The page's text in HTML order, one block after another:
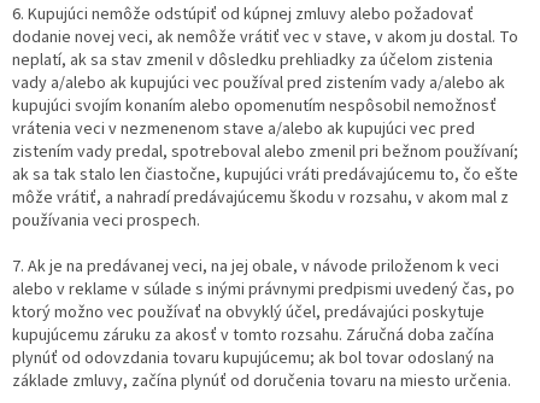
6. Kupujúci nemôže odstúpiť od kúpnej zmluvy alebo požadovať
dodanie novej veci, ak nemôže vrátiť vec v stave, v akom ju dostal. To
neplatí, ak sa stav zmenil v dôsledku prehliadky za účelom zistenia
vady a/alebo ak kupujúci vec používal pred zistením vady a/alebo ak
kupujúci svojím konaním alebo opomenutím nespôsobil nemožnosť
vrátenia veci v nezmenenom stave a/alebo ak kupujúci vec pred
zistením vady predal, spotreboval alebo zmenil pri bežnom používaní;
ak sa tak stalo len čiastočne, kupujúci vráti predávajúcemu to, čo ešte
môže vrátiť, a nahradí predávajúcemu škodu v rozsahu, v akom mal z
používania veci prospech.
7. Ak je na predávanej veci, na jej obale, v návode priloženom k veci
alebo v reklame v súlade s inými právnymi predpismi uvedený čas, po
ktorý možno vec používať na obvyklý účel, predávajúci poskytuje
kupujúcemu záruku za akosť v tomto rozsahu. Záručná doba začína
plynúť od odovzdania tovaru kupujúcemu; ak bol tovar odoslaný na
základe zmluvy, začína plynúť od doručenia tovaru na miesto určenia.